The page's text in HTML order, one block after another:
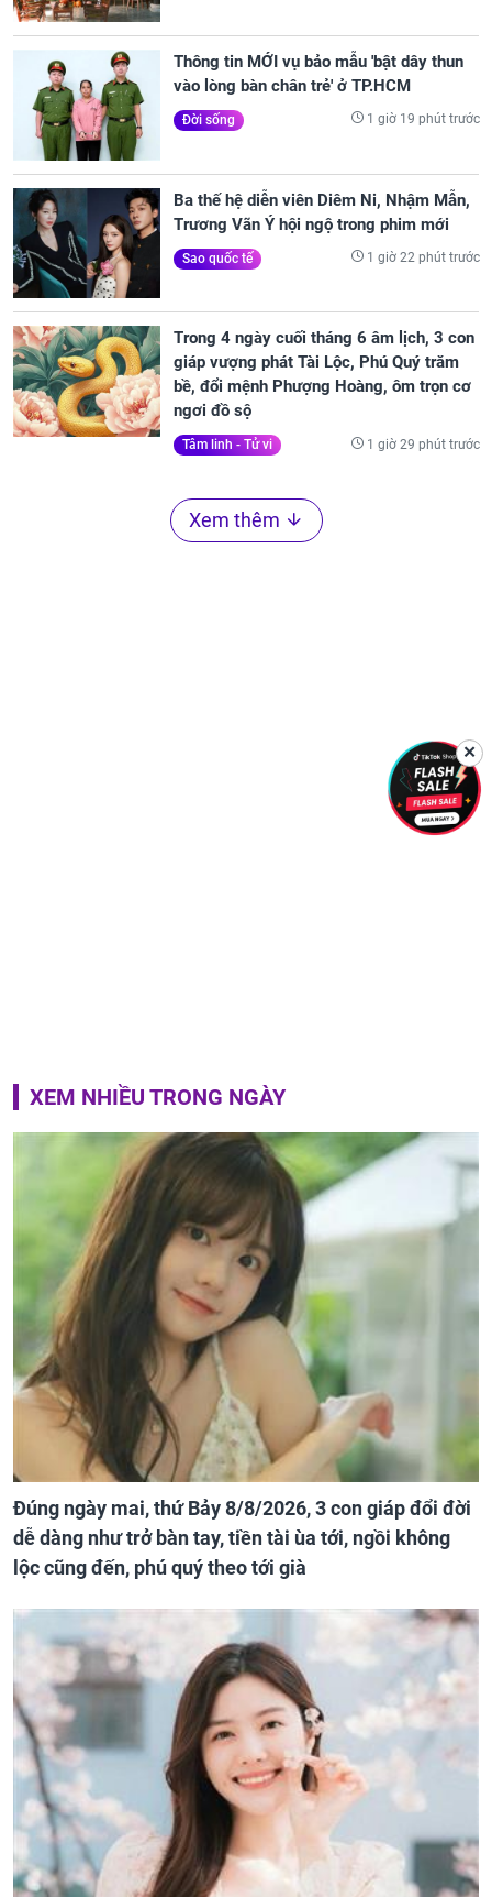
Thông tin MỚI vụ bảo mẫu 'bật dây thun
vào lòng bàn chân trẻ' ở TP.HCM
Đời sống 1 giờ 19 phút trước
Ba thế hệ diễn viên Diêm Ni, Nhậm Mẫn,
Trương Vãn Ý hội ngộ trong phim mới
Sao quốc tế 1 giờ 22 phút trước
Trong 4 ngày cuối tháng 6 âm lịch, 3 con
giáp vượng phát Tài Lộc, Phú Quý trăm
bề, đổi mệnh Phượng Hoàng, ôm trọn cơ
ngơi đồ sộ
Tâm linh - Tử vi 1 giờ 29 phút trước
Xem thêm
XEM NHIỀU TRONG NGÀY
Đúng ngày mai, thứ Bảy 8/8/2026, 3 con giáp đổi đời
dễ dàng như trở bàn tay, tiền tài ùa tới, ngồi không
lộc cũng đến, phú quý theo tới già
✕